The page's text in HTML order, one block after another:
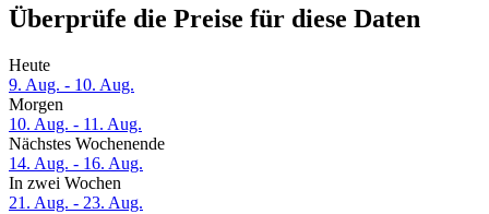
Überprüfe die Preise für diese Daten
Heute
9. Aug. - 10. Aug.
Morgen
10. Aug. - 11. Aug.
Nächstes Wochenende
14. Aug. - 16. Aug.
In zwei Wochen
21. Aug. - 23. Aug.